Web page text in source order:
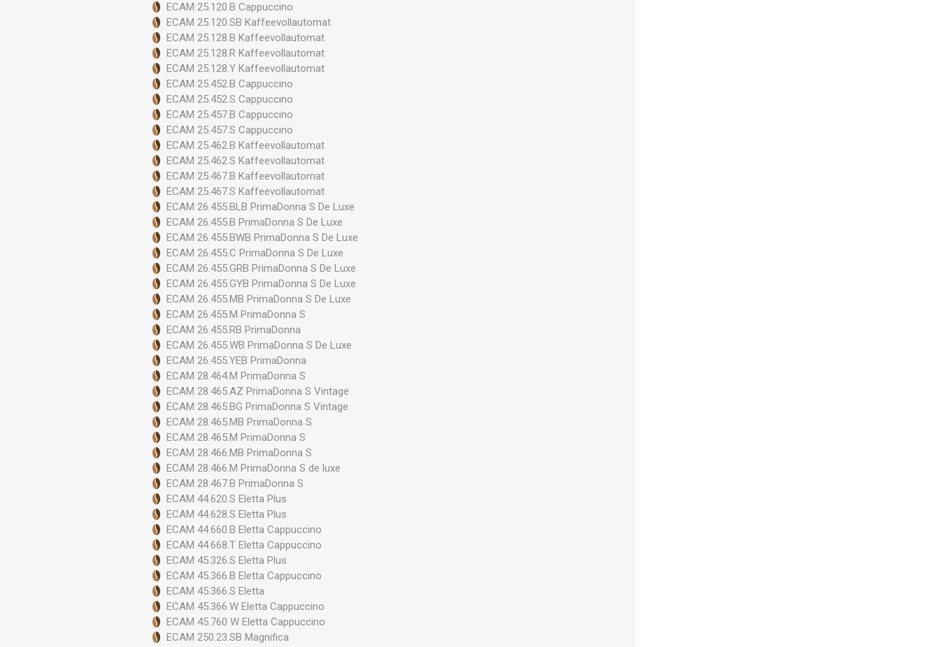
ECAM 25.120.B Cappuccino
ECAM 25.120.SB Kaffeevollautomat
ECAM 25.128.B Kaffeevollautomat
ECAM 25.128.R Kaffeevollautomat
ECAM 25.128.Y Kaffeevollautomat
ECAM 25.452.B Cappuccino
ECAM 25.452.S Cappuccino
ECAM 25.457.B Cappuccino
ECAM 25.457.S Cappuccino
ECAM 25.462.B Kaffeevollautomat
ECAM 25.462.S Kaffeevollautomat
ECAM 25.467.B Kaffeevollautomat
ECAM 25.467.S Kaffeevollautomat
ECAM 26.455.BLB PrimaDonna S De Luxe
ECAM 26.455.B PrimaDonna S De Luxe
ECAM 26.455.BWB PrimaDonna S De Luxe
ECAM 26.455.C PrimaDonna S De Luxe
ECAM 26.455.GRB PrimaDonna S De Luxe
ECAM 26.455.GYB PrimaDonna S De Luxe
ECAM 26.455.MB PrimaDonna S De Luxe
ECAM 26.455.M PrimaDonna S
ECAM 26.455.RB PrimaDonna
ECAM 26.455.WB PrimaDonna S De Luxe
ECAM 26.455.YEB PrimaDonna
ECAM 28.464.M PrimaDonna S
ECAM 28.465.AZ PrimaDonna S Vintage
ECAM 28.465.BG PrimaDonna S Vintage
ECAM 28.465.MB PrimaDonna S
ECAM 28.465.M PrimaDonna S
ECAM 28.466.MB PrimaDonna S
ECAM 28.466.M PrimaDonna S de luxe
ECAM 28.467.B PrimaDonna S
ECAM 44.620.S Eletta Plus
ECAM 44.628.S Eletta Plus
ECAM 44.660.B Eletta Cappuccino
ECAM 44.668.T Eletta Cappuccino
ECAM 45.326.S Eletta Plus
ECAM 45.366.B Eletta Cappuccino
ECAM 45.366.S Eletta
ECAM 45.366.W Eletta Cappuccino
ECAM 45.760 W Eletta Cappuccino
ECAM 250.23.SB Magnifica